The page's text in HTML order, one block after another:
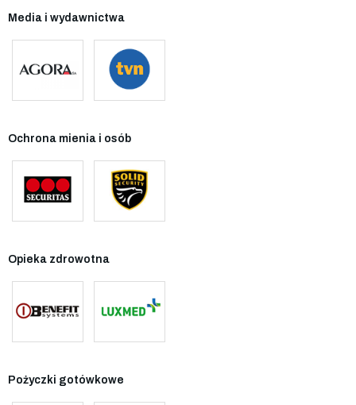
Media i wydawnictwa
Ochrona mienia i osób
Opieka zdrowotna
Pożyczki gotówkowe